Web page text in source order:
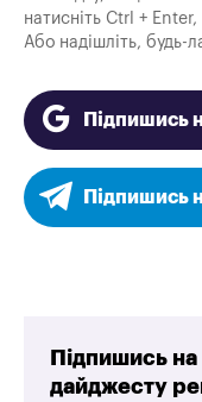
натисніть Ctrl +
Або надішліть, будь-
Підпишись
Підпишись
Підпишись
дайджесту